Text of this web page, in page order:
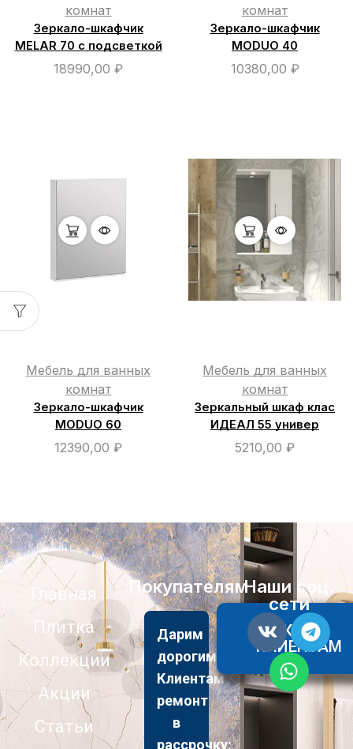
комнат
Зеркало-шкафчик
MELAR 70 с подсветкой
18990,00 ₽
комнат
Зеркало-шкафчик
MODUO 40
10380,00 ₽
Мебель для ванных
комнат
Зеркало-шкафчик
MODUO 60
12390,00 ₽
Мебель для ванных
комнат
Зеркальный шкаф клас
ИДЕАЛ 55 универ
5210,00 ₽
Главная
Плитка
Коллекции
Акции
Статьи
Покупателям
Дарим
дорогим
Клиентам
ремонт
в
рассрочку:
АКЦИИ
КЛИЕНТАМ
Наши соц.
сети